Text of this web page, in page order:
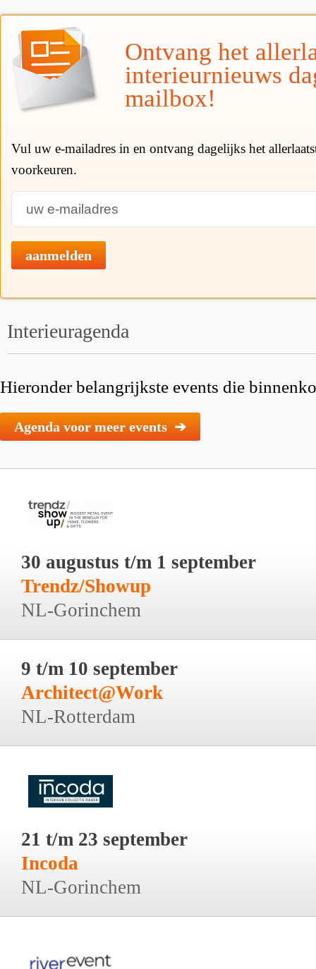
Ontvang het
interieurnieuws
mailbox!
Vul uw e-mailadres in en ontvang dagelijks het
voorkeuren.
aanmelden
Interieuragenda
Hieronder belangrijkste events die
Agenda voor meer events ➔
30 augustus t/m 1 september
Trendz/Showup
NL-Gorinchem
9 t/m 10 september
Architect@Work
NL-Rotterdam
21 t/m 23 september
Incoda
NL-Gorinchem